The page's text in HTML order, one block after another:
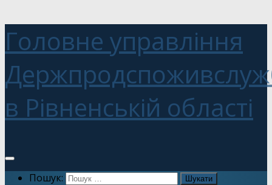
Головне управління
в Рівненській області
Пошук: